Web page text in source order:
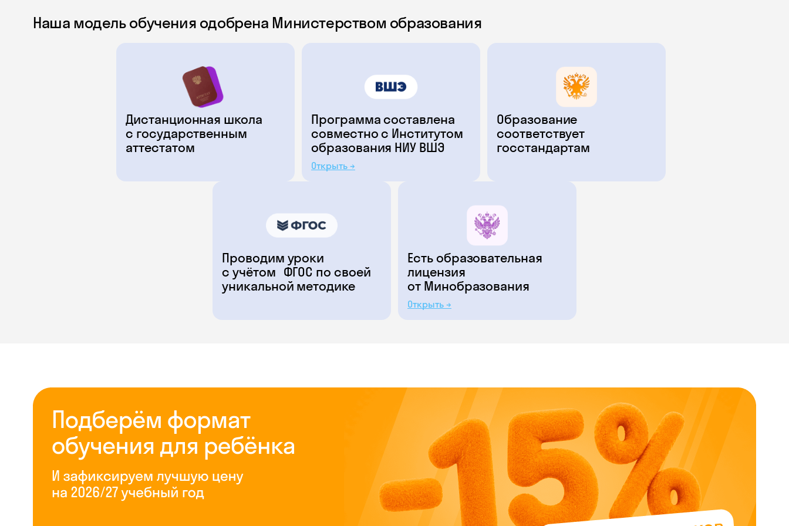
Наша модель обучения одобрена Министерством образования
Дистанционная школа
с государственным
аттестатом
Программа составлена
совместно с Институтом
образования НИУ ВШЭ
Открыть →
Образование
соответствует
госстандартам
Проводим уроки
с учётом ФГОС по своей
уникальной методике
Есть образовательная
лицензия
от Минобразования
Открыть →
Skysmart Chat
online